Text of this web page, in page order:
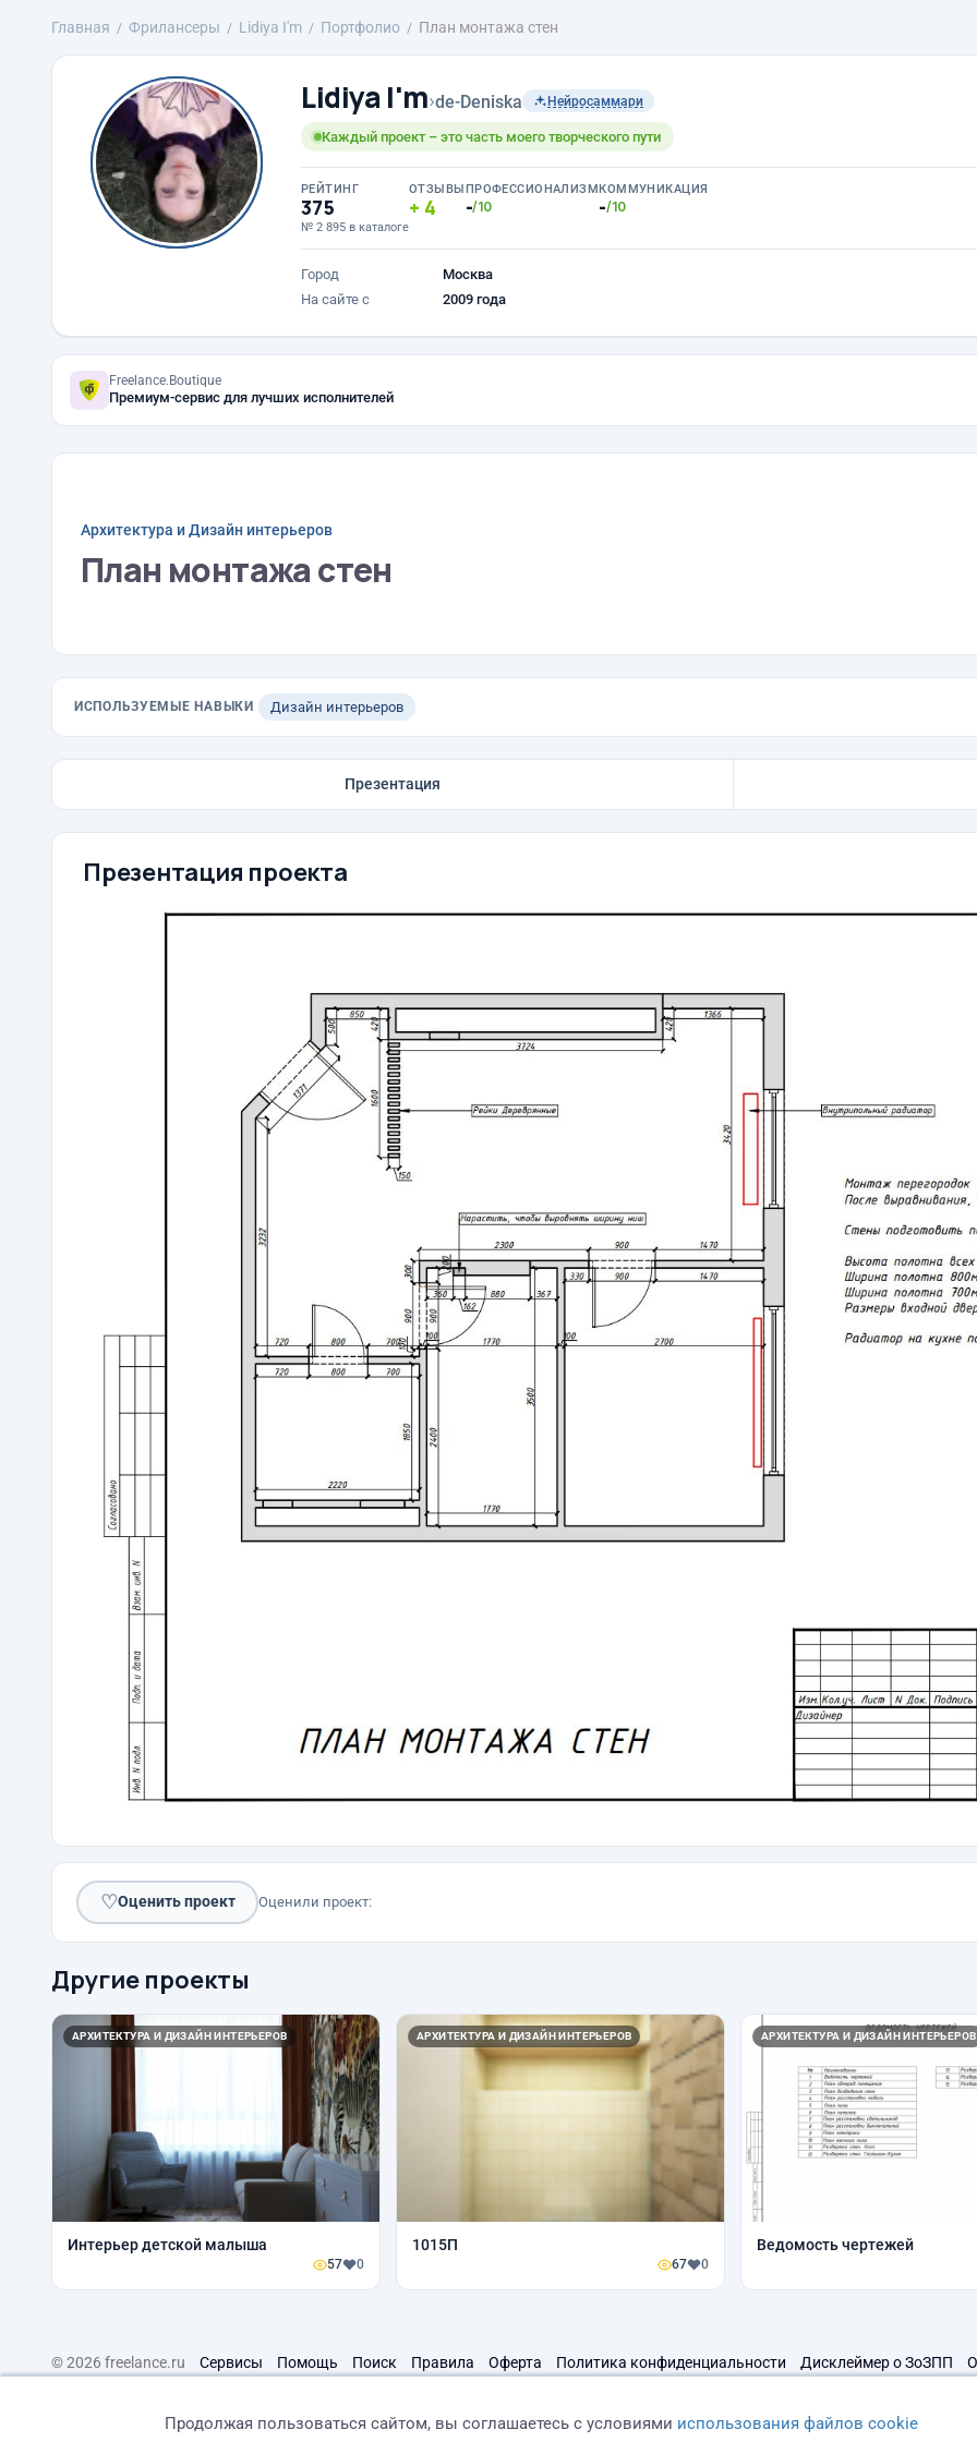
Главная Фрилансеры Lidiya I'm Портфолио План монтажа стен
Lidiya I'm›de-Deniska Нейросаммари
Каждый проект – это часть моего творческого пути
РЕЙТИНГ
375
№ 2 895 в каталоге
ОТЗЫВЫ
4
ПРОФЕССИОНАЛИЗМ
-/10
КОММУНИКАЦИЯ
-/10
Город
Москва
На сайте с
2009 года
Freelance.Boutique
Премиум-сервис для лучших исполнителей
Архитектура и Дизайн интерьеров
План монтажа стен
ИСПОЛЬЗУЕМЫЕ НАВЫКИ Дизайн интерьеров
Презентация
Презентация проекта
♡Оценить проект Оценили проект:
Другие проекты
АРХИТЕКТУРА И ДИЗАЙН ИНТЕРЬЕРОВ
Интерьер детской малыша
57 0
АРХИТЕКТУРА И ДИЗАЙН ИНТЕРЬЕРОВ
1015П
67 0
АРХИТЕКТУРА И ДИЗАЙН ИНТЕРЬЕРОВ
Ведомость чертежей
© 2026 freelance.ru Сервисы Помощь Поиск Правила Оферта Политика конфиденциальности Дисклеймер о ЗоЗПП
Продолжая пользоваться сайтом, вы соглашаетесь с условиями использования файлов cookie